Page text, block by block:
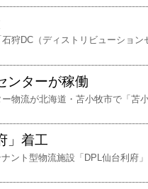
狩DC（ディストリビューション
ンターが稼働
物流が北海道・苫小牧市で「苫
」着工
ント型物流施設「DPL仙台利府